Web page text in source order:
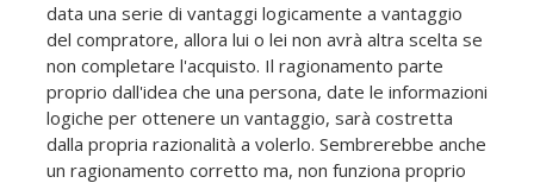
data una serie di vantaggi logicamente a vantaggio
del compratore, allora lui o lei non avrà altra scelta se
non completare l'acquisto. Il ragionamento parte
proprio dall'idea che una persona, date le informazioni
logiche per ottenere un vantaggio, sarà costretta
dalla propria razionalità a volerlo. Sembrerebbe anche
un ragionamento corretto ma, non funziona proprio